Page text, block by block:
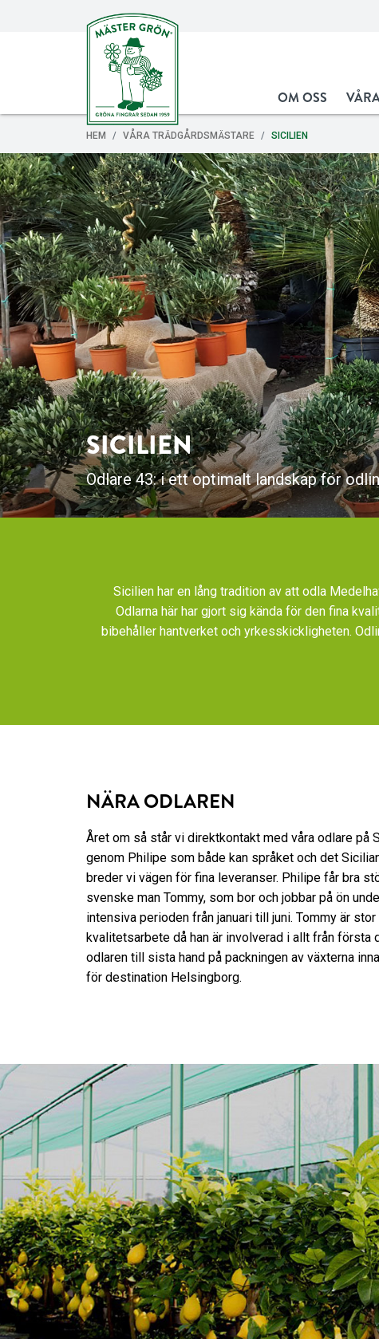
OM OSS
HEM VÅRA TRÄDGÅRDSMÄSTARE SICILIEN
SICILIEN
Odlare 43: i ett optimalt landskap för
Sicilien har en lång tradition av att odla
Odlarna här har gjort sig kända för den fina
bibehåller hantverket och yrkesskickligheten.
NÄRA ODLAREN
Året om så står vi direktkontakt med våra odlare på
genom Philipe som både kan språket och det
breder vi vägen för fina leveranser. Philipe får bra
svenske man Tommy, som bor och jobbar på ön
intensiva perioden från januari till juni. Tommy är
kvalitetsarbete då han är involverad i allt från första
odlaren till sista hand på packningen av växterna
för destination Helsingborg.